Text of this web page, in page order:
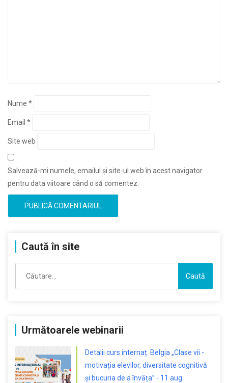
Nume *
Email *
Site web
Salvează-mi numele, emailul și site-ul web în acest navigator
pentru data viitoare când o să comentez.
Caută în site
după:
Următoarele webinarii
Detalii curs internaț. Belgia „Clase vii -
motivația elevilor, diversitate cognitivă
și bucuria de a învăța” - 11 aug.